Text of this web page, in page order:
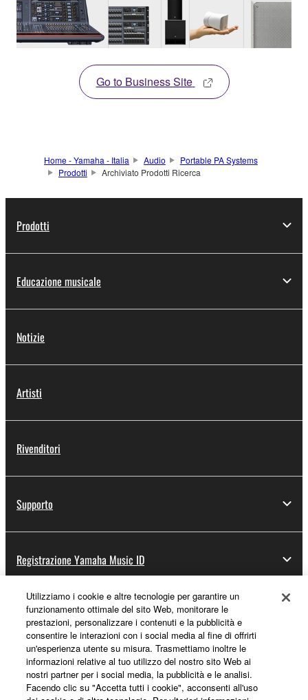
Go to Business Site
Home - Yamaha - Italia Audio
Portable PA Systems
Prodotti
Archiviato Prodotti Ricerca
Prodotti
Educazione musicale
Notizie
Artisti
Rivenditori
Supporto
Registrazione Yamaha Music ID
Informazioni su Yamaha
Italia - Italian
Affari
Utilizziamo i cookie e altre tecnologie per garantire un
funzionamento ottimale del sito Web, monitorare le
prestazioni, personalizzare i contenuti e la pubblicità e
consentire le interazioni con i social media al fine di offrirti
un'esperienza utente su misura. Trasmettiamo inoltre le
informazioni relative al tuo utilizzo del nostro sito Web ai
nostri partner per i social media, la pubblicità e le analisi.
Facendo clic su "Accetta tutti i cookie", acconsenti all'uso